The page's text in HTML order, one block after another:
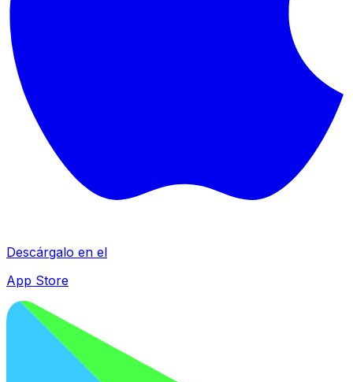
Descárgalo en el
App Store